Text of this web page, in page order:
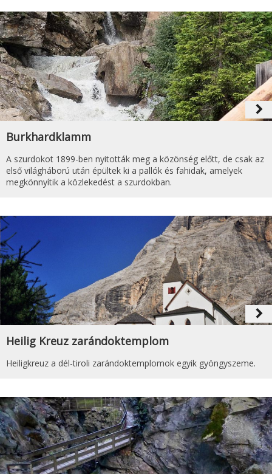
navigate_next
Burkhardklamm
A szurdokot 1899-ben nyitották meg a közönség előtt, de csak az
első világháború után épültek ki a pallók és fahidak, amelyek
megkönnyítik a közlekedést a szurdokban.
navigate_next
Heilig Kreuz zarándoktemplom
Heiligkreuz a dél-tiroli zarándoktemplomok egyik gyöngyszeme.